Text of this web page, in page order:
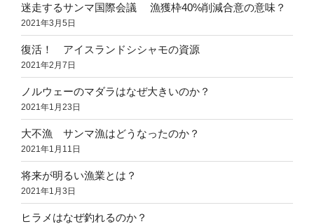
迷走するサンマ国際会議 漁獲枠40%削減合意の意味？
2021年3月5日
復活！ アイスランドシシャモの資源
2021年2月7日
ノルウェーのマダラはなぜ大きいのか？
2021年1月23日
大不漁 サンマ漁はどうなったのか？
2021年1月11日
将来が明るい漁業とは？
2021年1月3日
ヒラメはなぜ釣れるのか？